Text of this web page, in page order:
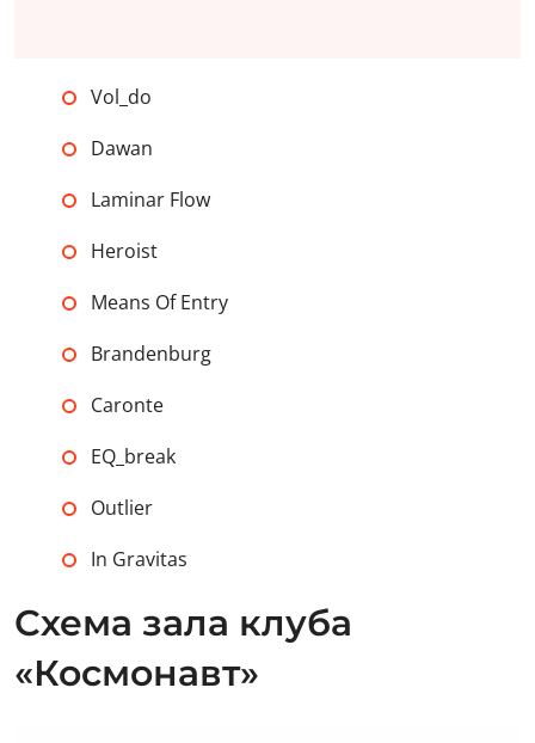
Vol_do
Dawan
Laminar Flow
Heroist
Means Of Entry
Brandenburg
Caronte
EQ_break
Outlier
In Gravitas
Схема зала клуба
«Космонавт»